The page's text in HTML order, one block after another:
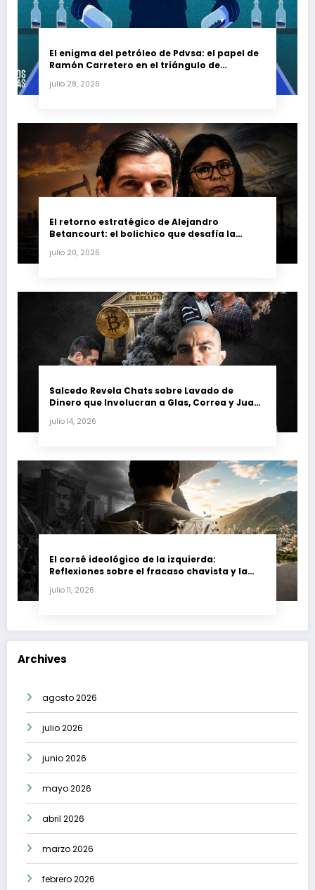
El enigma del petróleo de Pdvsa: el papel de
Ramón Carretero en el triángulo de
julio 28, 2026
El retorno estratégico de Alejandro
Betancourt: el bolichico que desafía la
petrolera venezolana
julio 20, 2026
Salcedo Revela Chats sobre Lavado de
Dinero que Involucran a Glas, Correa y Juan
julio 14, 2026
El corsé ideológico de la izquierda:
Reflexiones sobre el fracaso chavista y la
julio 11, 2026
Archives
agosto 2026
julio 2026
junio 2026
mayo 2026
abril 2026
marzo 2026
febrero 2026